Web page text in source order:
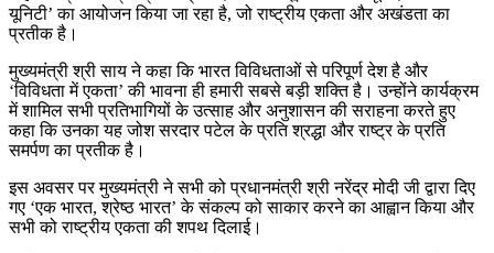
यूनिटी’ का आयोजन किया जा रहा है, जो राष्ट्रीय एकता और अखंडता का
प्रतीक है।
मुख्यमंत्री श्री साय ने कहा कि भारत विविधताओं से परिपूर्ण देश है और
‘विविधता में एकता’ की भावना ही हमारी सबसे बड़ी शक्ति है। उन्होंने कार्यक्रम
में शामिल सभी प्रतिभागियों के उत्साह और अनुशासन की सराहना करते हुए
कहा कि उनका यह जोश सरदार पटेल के प्रति श्रद्धा और राष्ट्र के प्रति
समर्पण का प्रतीक है।
इस अवसर पर मुख्यमंत्री ने सभी को प्रधानमंत्री श्री नरेंद्र मोदी जी द्वारा दिए
गए ‘एक भारत, श्रेष्ठ भारत’ के संकल्प को साकार करने का आह्वान किया और
सभी को राष्ट्रीय एकता की शपथ दिलाई।